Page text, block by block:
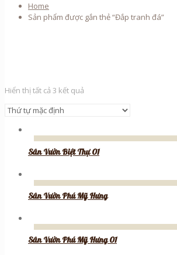
Home
Sản phẩm được gắn thẻ “Đắp tranh đá”
Hiển thị tất cả 3 kết quả
Sân Vườn Biệt Thự 01
Sân Vườn Phú Mỹ Hưng
Sân Vườn Phú Mỹ Hưng 01